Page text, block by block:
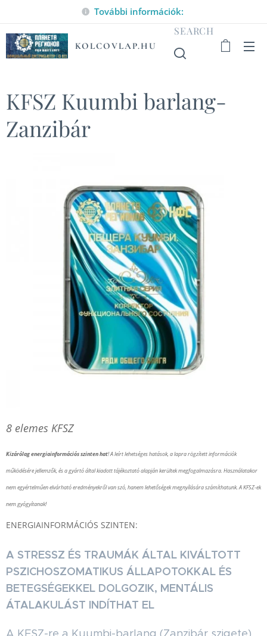
További információk:
KOLCOVLAP.HU
SEARCH
KFSZ Kuumbi barlang-
Zanzibár
8 elemes KFSZ
Kizárólag energiainformációs szinten hat! A leírt lehetséges hatások, a lapra rögzített információk
működésére jellemzők, és a gyártó által kiadott tájékoztató alapján kerültek megfogalmazásra. Használatakor
nem egyértelműen elvárható eredményekről van szó, hanem lehetőségek megnyílására számíthatunk. A KFSZ-ek
nem gyógyítanak!
ENERGIAINFORMÁCIÓS SZINTEN:
A STRESSZ ÉS TRAUMÁK ÁLTAL KIVÁLTOTT
PSZICHOSZOMATIKUS ÁLLAPOTOKKAL ÉS
BETEGSÉGEKKEL DOLGOZIK, MENTÁLIS
ÁTALAKULÁST INDÍTHAT EL